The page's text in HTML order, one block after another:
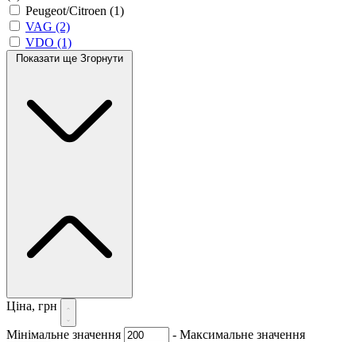
Peugeot/Citroen (1)
VAG (2)
VDO (1)
Показати ще Згорнути
Ціна, грн
Мінімальне значення - Максимальне значення